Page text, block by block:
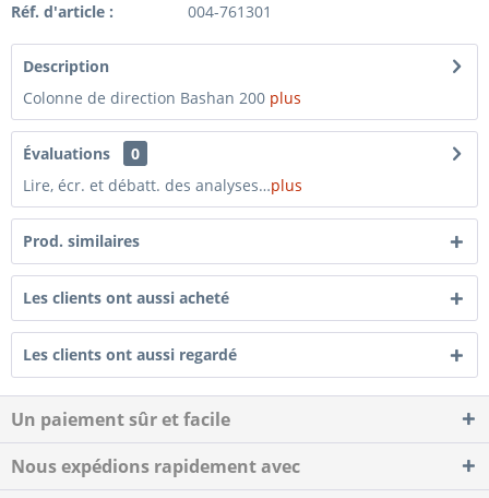
Réf. d'article : 004-761301
Description
Colonne de direction Bashan 200 plus
Évaluations
0
Lire, écr. et débatt. des analyses…plus
Prod. similaires
Les clients ont aussi acheté
Les clients ont aussi regardé
Un paiement sûr et facile
Nous expédions rapidement avec